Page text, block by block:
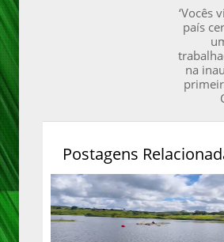
‘Vocês
país
na
Postagens